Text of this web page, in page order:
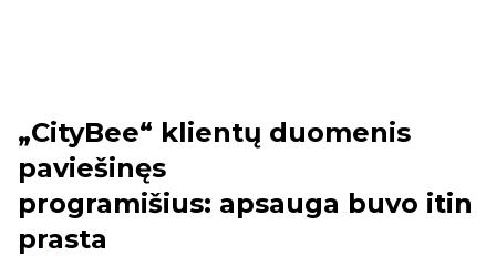
„CityBee“ klientų duomenis
paviešinęs
programišius: apsauga buvo itin
prasta